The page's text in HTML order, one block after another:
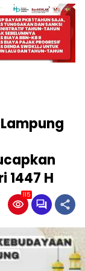
1447 H
115